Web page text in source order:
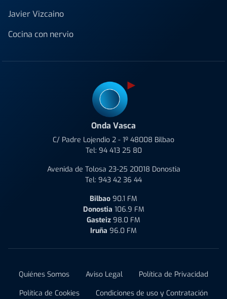
Javier Vizcaino
Cocina con nervio
Onda Vasca
C/ Padre Lojendio 2 - 1º 48008 Bilbao
Tel: 94 413 25 80
Avenida de Tolosa 23-25 20018 Donostia
Tel: 943 42 36 44
Bilbao 90.1 FM
Donostia 106.9 FM
Gasteiz 98.0 FM
Iruña 96.0 FM
Quiénes Somos Aviso Legal
Política de Privacidad
Política de Cookies
Condiciones de uso y Contratación